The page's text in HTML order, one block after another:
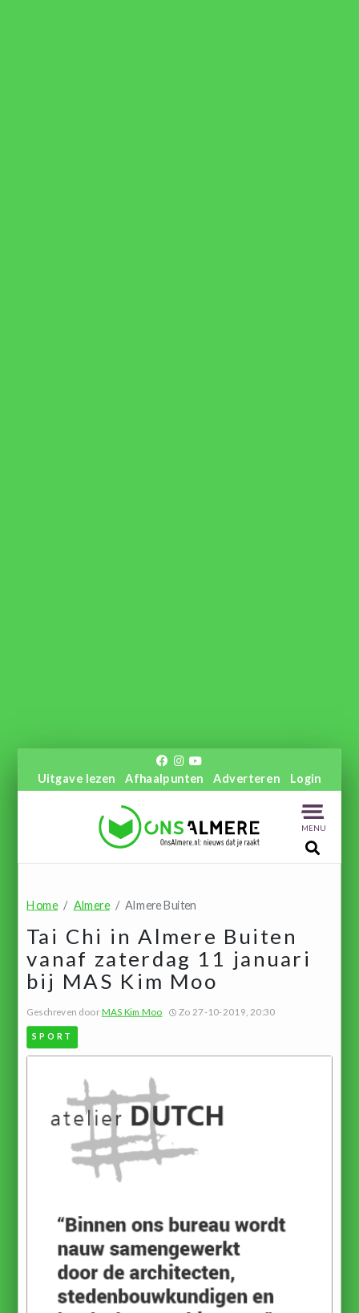
Uitgave lezen Afhaalpunten Adverteren Login
MENU
Home Almere Almere Buiten
Tai Chi in Almere Buiten
vanaf zaterdag 11 januari
bij MAS Kim Moo
Geschreven doorMAS Kim Moo Zo 27-10-2019, 20:30
SPORT